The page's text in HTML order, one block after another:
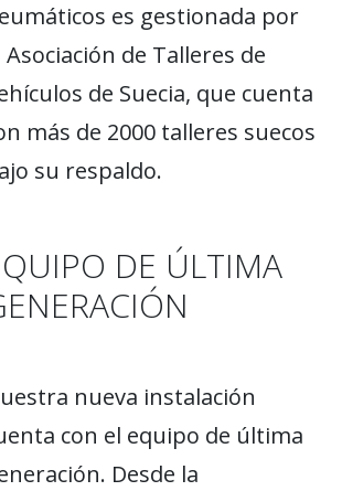
es gestionada por
Asociación de Talleres de
de Suecia, que cuenta
más de 2000 talleres suecos
su respaldo.
DE ÚLTIMA
nueva instalación
con el equipo de última
Desde la